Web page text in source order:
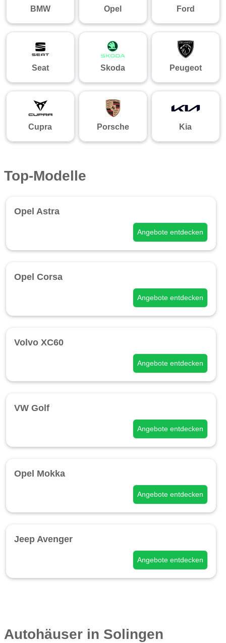
BMW Opel Ford
Seat Skoda Peugeot
Cupra Porsche Kia
Top-Modelle
Opel Astra
Angebote entdecken
Opel Corsa
Angebote entdecken
Volvo XC60
Angebote entdecken
VW Golf
Angebote entdecken
Opel Mokka
Angebote entdecken
Jeep Avenger
Angebote entdecken
Autohäuser in Solingen